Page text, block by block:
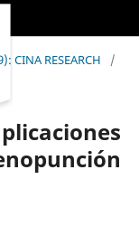
CINA RESEARCH
/